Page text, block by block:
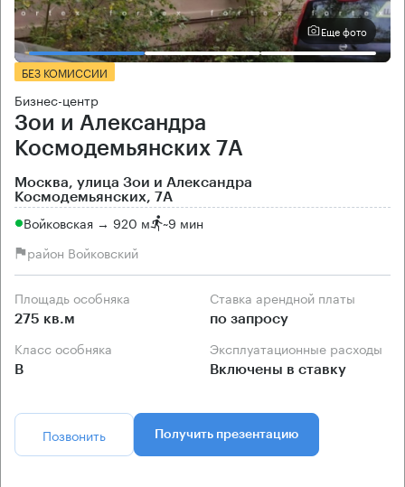
Еще фото
БЕЗ КОМИССИИ
Бизнес-центр
Зои и Александра
Космодемьянских 7А
Москва, улица Зои и Александра
Космодемьянских, 7А
Войковская → 920 м ~9 мин
район Войковский
Площадь особняка
275 кв.м
Ставка арендной платы
по запросу
Класс особняка
B
Эксплуатационные расходы
Включены в ставку
Позвонить Получить презентацию